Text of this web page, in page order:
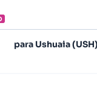
(BHZ)
para Ushuaia (USH)